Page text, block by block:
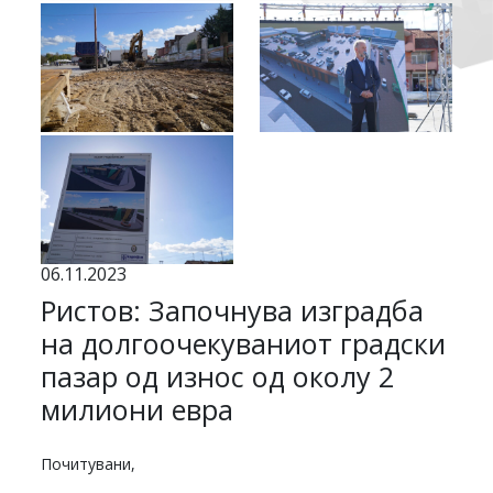
06.11.2023
Ристов: Започнува изградба
на долгоочекуваниот градски
пазар од износ од околу 2
милиони евра
Почитувани,